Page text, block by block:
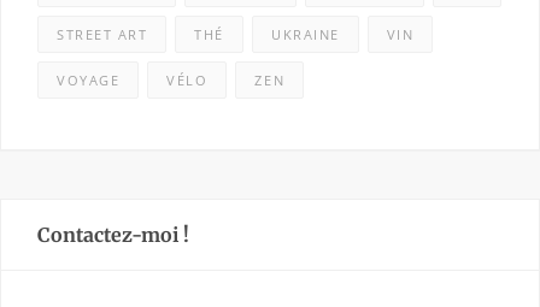
STREET ART THÉ UKRAINE VIN
VOYAGE VÉLO ZEN
Contactez-moi !